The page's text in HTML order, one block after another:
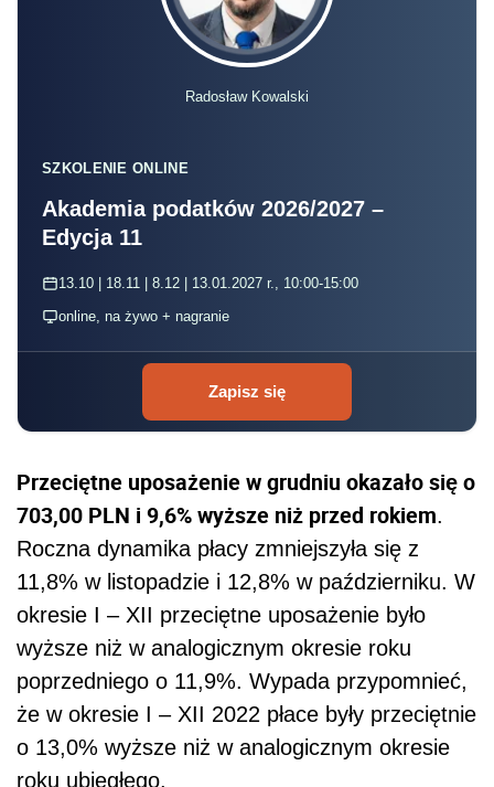
Radosław Kowalski
SZKOLENIE ONLINE
Akademia podatków 2026/2027 –
Edycja 11
13.10 | 18.11 | 8.12 | 13.01.2027 r., 10:00-15:00
online, na żywo + nagranie
Zapisz się
Przeciętne uposażenie w grudniu okazało się o
703,00 PLN i 9,6% wyższe niż przed rokiem.
Roczna dynamika płacy zmniejszyła się z
11,8% w listopadzie i 12,8% w październiku. W
okresie I – XII przeciętne uposażenie było
wyższe niż w analogicznym okresie roku
poprzedniego o 11,9%. Wypada przypomnieć,
że w okresie I – XII 2022 płace były przeciętnie
o 13,0% wyższe niż w analogicznym okresie
roku ubiegłego.